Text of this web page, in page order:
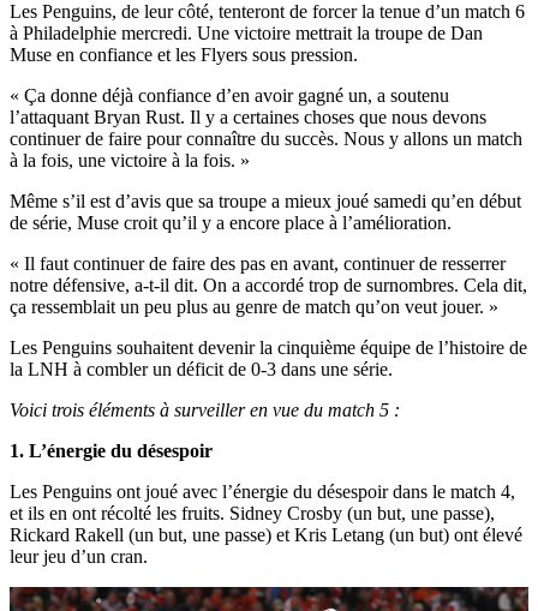
Les Penguins, de leur côté, tenteront de forcer la tenue d’un match 6
à Philadelphie mercredi. Une victoire mettrait la troupe de Dan
Muse en confiance et les Flyers sous pression.
« Ça donne déjà confiance d’en avoir gagné un, a soutenu
l’attaquant Bryan Rust. Il y a certaines choses que nous devons
continuer de faire pour connaître du succès. Nous y allons un match
à la fois, une victoire à la fois. »
Même s’il est d’avis que sa troupe a mieux joué samedi qu’en début
de série, Muse croit qu’il y a encore place à l’amélioration.
« Il faut continuer de faire des pas en avant, continuer de resserrer
notre défensive, a-t-il dit. On a accordé trop de surnombres. Cela dit,
ça ressemblait un peu plus au genre de match qu’on veut jouer. »
Les Penguins souhaitent devenir la cinquième équipe de l’histoire de
la LNH à combler un déficit de 0-3 dans une série.
Voici trois éléments à surveiller en vue du match 5 :
1. L’énergie du désespoir
Les Penguins ont joué avec l’énergie du désespoir dans le match 4,
et ils en ont récolté les fruits. Sidney Crosby (un but, une passe),
Rickard Rakell (un but, une passe) et Kris Letang (un but) ont élevé
leur jeu d’un cran.